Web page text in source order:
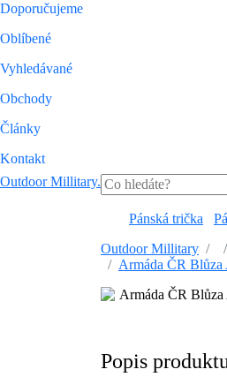
Doporučujeme
Oblíbené
Vyhledávané
Obchody
Články
Kontakt
Outdoor Millitary.
Pánská trička
Outdoor Millitary
Armáda ČR
Popis